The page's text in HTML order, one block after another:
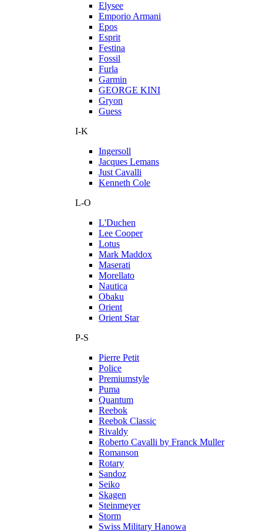
Elysee
Emporio Armani
Epos
Esprit
Festina
Fossil
Furla
Garmin
GEORGE KINI
Gryon
Guess
I-K
Ingersoll
Jacques Lemans
Just Cavalli
Kenneth Cole
L-O
L'Duchen
Lee Cooper
Lotus
Mark Maddox
Maserati
Morellato
Nautica
Obaku
Orient
Orient Star
P-S
Pierre Petit
Police
Premiumstyle
Puma
Quantum
Reebok
Reebok Classic
Rivaldy
Roberto Cavalli by Franck Muller
Romanson
Rotary
Sandoz
Seiko
Skagen
Steinmeyer
Storm
Swiss Military Hanowa